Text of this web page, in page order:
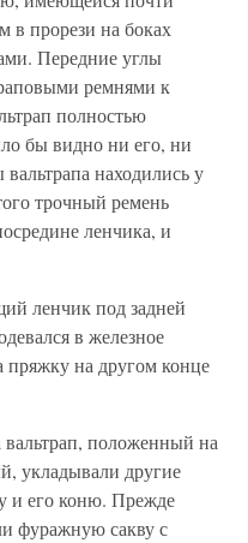
в прорези на боках
Передние углы
ремнями к
полностью
бы видно ни его, ни
находились у
трочный ремень
ленчика, и
ленчик под задней
в железное
пряжку на другом конце
положенный на
укладывали другие
и его коню. Прежде
фуражную сакву с